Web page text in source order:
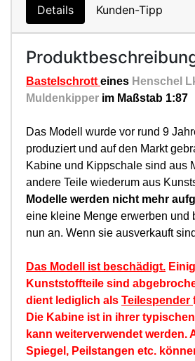
Details Kunden-Tipp
Bastelschrott eines Henschel
Muldenkipper im Maßstab 1:87
Das Modell wurde vor rund 9
produziert und auf den Markt
Kabine und Kippschale sind aus
andere Teile wiederum aus
Modelle werden nicht mehr
eine kleine Menge erwerben und
nun an. Wenn sie ausverkauft
Das Modell ist beschädigt.
Kunststoffteile sind
dient lediglich als Teilespender
Die Kabine ist in ihrer
kann weiterverwendet werden.
Spiegel, Peilstangen etc.